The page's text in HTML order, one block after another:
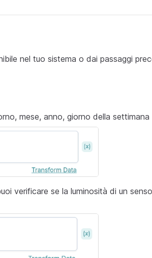
nel tuo sistema o dai passaggi
mese, anno, giorno della settimana
verificare se la luminosità di un